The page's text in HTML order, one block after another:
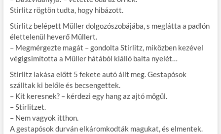
Stirlitz rögtön tudta, hogy hibázott.
Stirlitz belépett Müller dolgozószobájába, s meglátta a padlón
élettelenül heverő Müllert.
– Megmérgezte magát – gondolta Stirlitz, miközben kezével
végigsimította a Müller hátából kiálló balta nyelét…
Stirlitz lakása előtt 5 fekete autó állt meg. Gestapósok
szálltak ki belőle és becsengettek.
– Kit keresnek? – kérdezi egy hang az ajtó mögül.
– Stirlitzet.
– Nem vagyok itthon.
A gestapósok durván elkáromkodták magukat, és elmentek.